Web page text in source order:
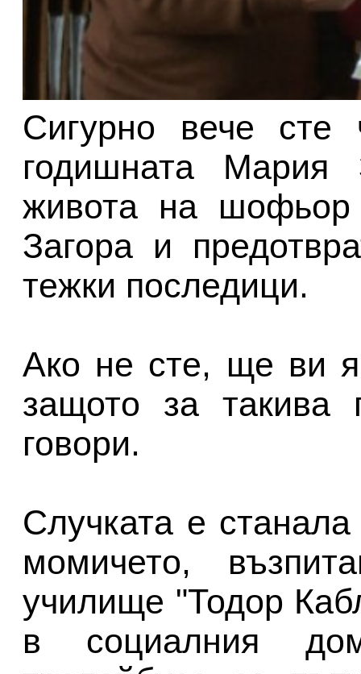
Сигурно вече сте
годишната Мария
живота на
Загора и
тежки последици.
Ако не сте, ще ви
защото за такива
говори.
Случката е
момичето,
училище "Тодор
в социалния